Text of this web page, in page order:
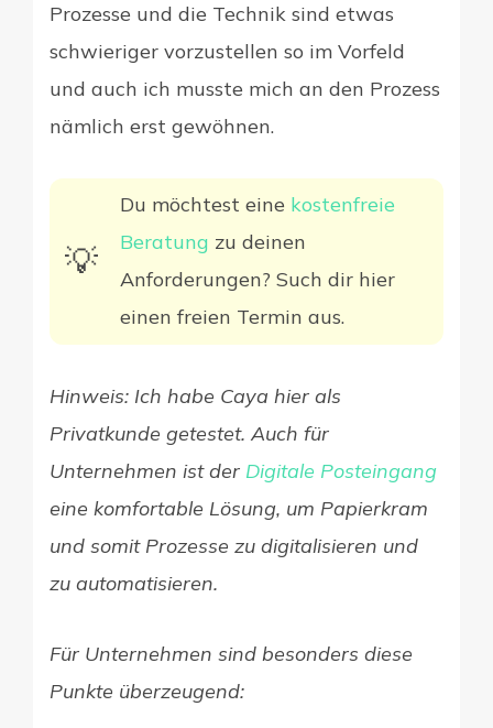
Prozesse und die Technik sind etwas
schwieriger vorzustellen so im Vorfeld
und auch ich musste mich an den Prozess
nämlich erst gewöhnen.
💡​
Du möchtest eine kostenfreie
Beratung zu deinen
Anforderungen? Such dir hier
einen freien Termin aus.
Hinweis: Ich habe Caya hier als
Privatkunde getestet. Auch für
Unternehmen ist der Digitale Posteingang
eine komfortable Lösung, um Papierkram
und somit Prozesse zu digitalisieren und
zu automatisieren.
Für Unternehmen sind besonders diese
Punkte überzeugend: